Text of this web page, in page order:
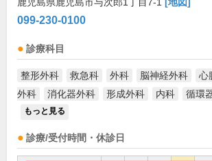
099-230-0100
診療科目
整形外科 救急科 外科 脳神経外科 心
外科
消化器外科 形成外科 内科 循環
もっと見る
診療/受付時間・休診日